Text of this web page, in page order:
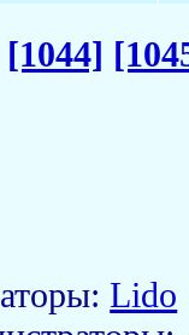
[1044]
Lido